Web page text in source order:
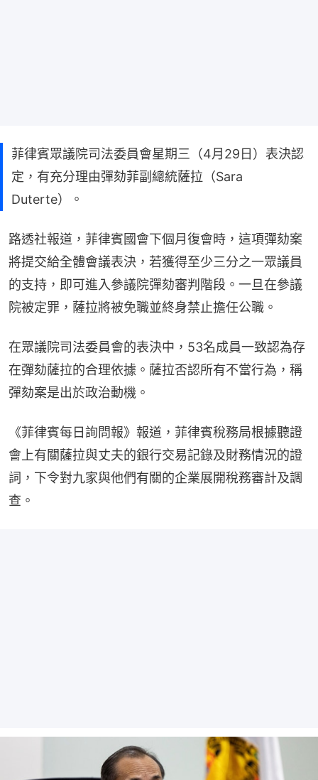
菲律賓眾議院司法委員會星期三（4月29日）表決認
定，有充分理由彈劾菲副總統薩拉（Sara
Duterte）。
路透社報道，菲律賓國會下個月復會時，這項彈劾案
將提交給全體會議表決，若獲得至少三分之一眾議員
的支持，即可進入參議院彈劾審判階段。一旦在參議
院被定罪，薩拉將被免職並終身禁止擔任公職。
在眾議院司法委員會的表決中，53名成員一致認為存
在彈劾薩拉的合理依據。薩拉否認所有不當行為，稱
彈劾案是出於政治動機。
《菲律賓每日詢問報》報道，菲律賓稅務局根據聽證
會上有關薩拉與丈夫的銀行交易記錄及財務情況的證
詞，下令對九家與他們有關的企業展開稅務審計及調
查。